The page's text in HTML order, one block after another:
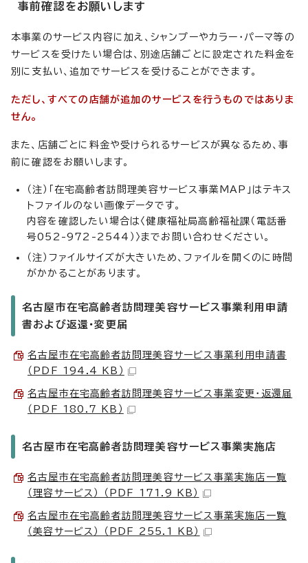
事前確認をお願いします
本事業のサービス内容に加え、シャンプーやカラー・パーマ等の
サービスを受けたい場合は、別途店舗ごとに設定された料金を
別に支払い、追加でサービスを受けることができます。
ただし、すべての店舗が追加のサービスを行うものではありま
せん。
また、店舗ごとに料金や受けられるサービスが異なるため、事
前に確認をお願いします。
（注）「在宅高齢者訪問理美容サービス事業MAP」はテキス
トファイルのない画像データです。
内容を確認したい場合は〈健康福祉局高齢福祉課（電話番
号052-972-2544）〉までお問い合わせください。
（注）ファイルサイズが大きいため、ファイルを開くのに時間
がかかることがあります。
名古屋市在宅高齢者訪問理美容サービス事業利用申請
書および返還・変更届
名古屋市在宅高齢者訪問理美容サービス事業利用申請書
（PDF 194.4 KB）
名古屋市在宅高齢者訪問理美容サービス事業変更・返還届
（PDF 180.7 KB）
名古屋市在宅高齢者訪問理美容サービス事業実施店
名古屋市在宅高齢者訪問理美容サービス事業実施店一覧
（理容サービス） （PDF 171.9 KB）
名古屋市在宅高齢者訪問理美容サービス事業実施店一覧
（美容サービス） （PDF 255.1 KB）